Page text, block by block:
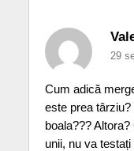
29
Cum adică
este prea
boala???
unii, nu va